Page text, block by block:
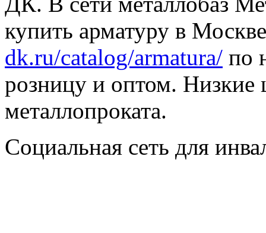
купить арматуру в
dk.ru/catalog/armatura/ по
розницу и оптом. Низкие
металлопроката.
Социальная сеть для